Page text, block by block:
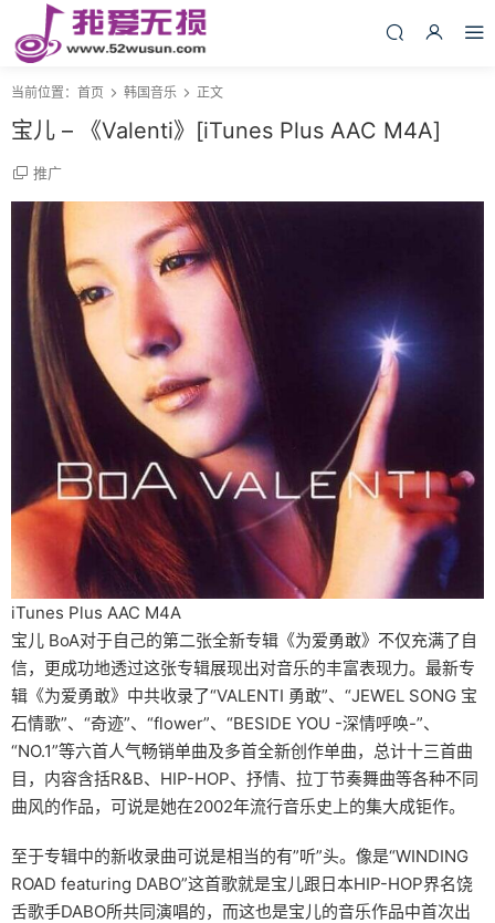
当前位置： 首页 韩国音乐 正文
宝儿 – 《Valenti》[iTunes Plus AAC M4A]
推广
iTunes Plus AAC M4A
宝儿 BoA对于自己的第二张全新专辑《为爱勇敢》不仅充满了自
信，更成功地透过这张专辑展现出对音乐的丰富表现力。最新专
辑《为爱勇敢》中共收录了“VALENTI 勇敢”、“JEWEL SONG 宝
石情歌”、“奇迹”、“flower”、“BESIDE YOU -深情呼唤-”、
“NO.1”等六首人气畅销单曲及多首全新创作单曲，总计十三首曲
目，内容含括R&B、HIP-HOP、抒情、拉丁节奏舞曲等各种不同
曲风的作品，可说是她在2002年流行音乐史上的集大成钜作。
至于专辑中的新收录曲可说是相当的有”听”头。像是“WINDING
ROAD featuring DABO”这首歌就是宝儿跟日本HIP-HOP界名饶
舌歌手DABO所共同演唱的，而这也是宝儿的音乐作品中首次出